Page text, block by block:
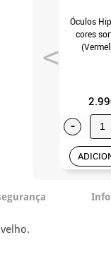
Óculos
cores
-